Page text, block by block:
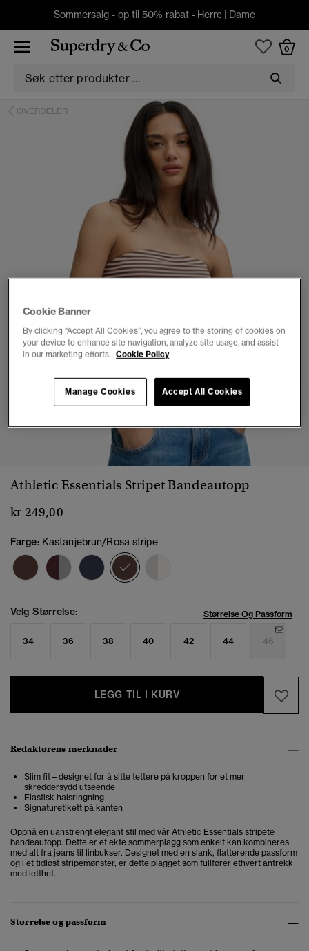
Sommersalg - op til 50% rabat - Herre | Dame
0
OVERDELER
1 2 3 4 5
Athletic Essentials Stripet Bandeautopp
kr 249,00
Farge: Kastanjebrun/Rosa stripe
Velg Størrelse: Størrelse Og Passform
34 36 38 40 42 44 46
LEGG TIL I KURV
Redaktørens merknader
Slim fit – designet for å sitte tettere på kroppen for et mer
skreddersydd utseende
Elastisk halsringning
Signaturetikett på kanten
Oppnå en uanstrengt elegant stil med vår Athletic Essentials stripete
bandeautopp. Dette er et ekte sommerplagg som enkelt kan kombineres
med alt fra jeans til linbukser. Designet med en slank, flatterende passform
og i et tidløst stripemønster, er dette plagget som fullfører ethvert antrekk
med letthet.
Størrelse og passform
Cookie Banner
By clicking “Accept All Cookies”, you agree to the storing of cookies on
your device to enhance site navigation, analyze site usage, and assist
in our marketing efforts. Cookie Policy
Accept All Cookies
Manage Cookies